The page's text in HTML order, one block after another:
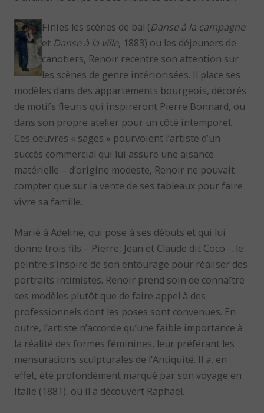
Finies les scènes de bal (Danse à la campagne
et Danse à la ville, 1883) ou les déjeuners de
canotiers, Renoir recentre son attention sur
les scènes de genre intériorisées. Il place ses
modèles dans des appartements bourgeois, décorés
de motifs fleuris qui inspireront Pierre Bonnard, ou
dans son propre atelier pour un côté intemporel.
Ces oeuvres « sages » pourvoient l’artiste d’un
succès commercial qui lui assure une aisance
matérielle – d’origine modeste, Renoir ne pouvait
compter que sur la vente de ses tableaux pour faire
vivre sa famille.
Marié à Adeline, qui pose à ses débuts et qui lui
donne trois fils – Pierre, Jean et Claude dit Coco -, le
peintre s’inspire de son entourage pour réaliser des
portraits intimistes. Renoir prend soin de connaître
ses modèles plutôt que de faire appel à des
professionnels dont les poses sont convenues. En
outre, l’artiste n’accorde qu’une faible importance à
la réalité des formes féminines, leur préférant les
mensurations sculpturales de l’Antiquité. Il a, en
effet, été profondément marqué par son voyage en
Italie (1881), où il a découvert Raphaël.